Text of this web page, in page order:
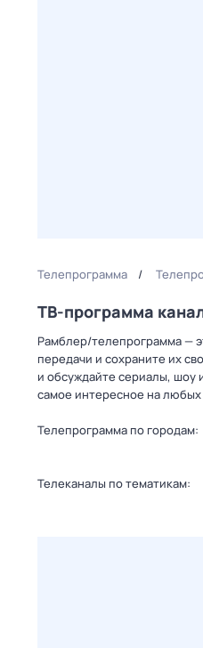
Телепрограмма
ТВ-программа
Рамблер/телепрограмма —
передачи и сохраните их
и обсуждайте сериалы, шоу
самое интересное на любых
Телепрограмма по городам:
Телеканалы по тематикам: